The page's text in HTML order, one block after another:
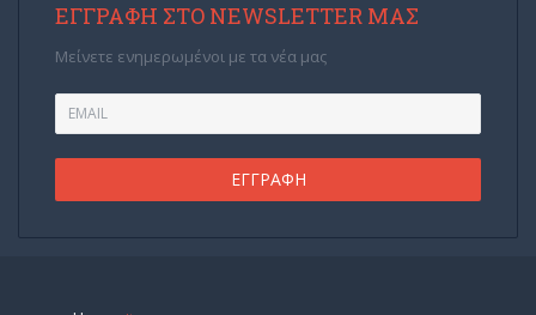
ΕΓΓΡΑΦΉ ΣΤΟ NEWSLETTER ΜΑΣ
Μείνετε ενημερωμένοι με τα νέα μας